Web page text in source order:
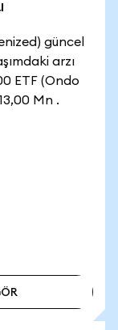
güncel
arzı
ETF (Ondo
Mn .